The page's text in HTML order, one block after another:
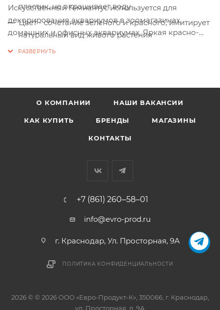
пластик, не окрашивает воду
Цвет - сочетание зеленого и красного, имитирует
натуральный вид живого растения
Не требует ухода, освещения и удобрений
Искусственный Гемиантус используется для
декорирования аквариумов в зоомагазинах,
домашних и офисных аквариумах. Яркая красно-
О КОМПАНИИ НАШИ ВАКАНСИИ
КАК КУПИТЬ БРЕНДЫ МАГАЗИНЫ
КОНТАКТЫ
+7 (861) 260‒58‒01
info@evro-prod.ru
г. Краснодар, ​Ул. Просторная, 9А
ПОЛИТИКА КОНФИДЕНЦИАЛЬНОСТИ
2026 © © 2026 ООО «Евро-Продукт-К», 350066, г. Краснодар,
ул. Просторная, д. 9А